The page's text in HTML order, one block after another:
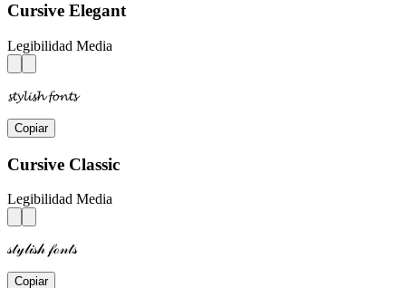
Cursive Elegant
Legibilidad Media
𝓼𝓽𝔂𝓵𝓲𝓼𝓱 𝓯𝓸𝓷𝓽𝓼
Copiar
Cursive Classic
Legibilidad Media
𝓈𝓉𝓎𝓁𝒾𝓈𝒽 𝒻ℴ𝓃𝓉𝓈
Copiar